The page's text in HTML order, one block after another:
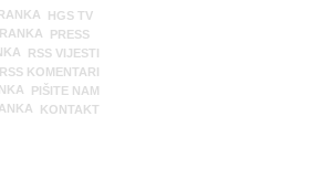
HGS TV
PRESS
RSS VIJESTI
RSS KOMENTARI
PIŠITE NAM
KONTAKT